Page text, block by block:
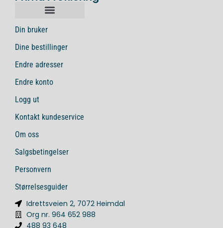
Din bruker
Dine bestillinger
Endre adresser
Endre konto
Logg ut
Kontakt kundeservice
Om oss
Salgsbetingelser
Personvern
Størrelsesguider
Idrettsveien 2, 7072 Heimdal
Org nr. 964 652 988
488 93 648